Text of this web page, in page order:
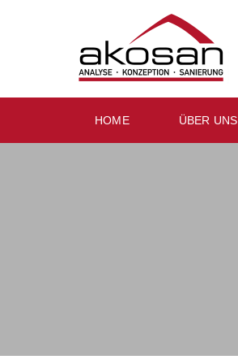
HOME ÜBER UNS